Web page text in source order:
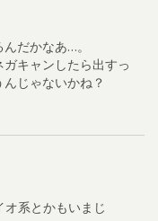
だかなあ…。
キャンしたら出すっ
じゃないかね？
系とかもいまじ